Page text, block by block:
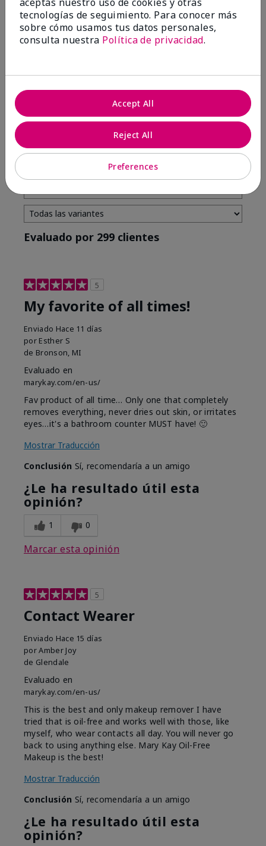
4 estrellas
7
3 estrellas
1 estrella
3
Tono De Piel
Filtrar
reseñas
por
piel
Evaluado por 299 clientes
5
My favorite of all times!
Enviado Hace 11 días
por Esther S
de Bronson, MI
Evaluado en
marykay.com/en-us/
Fav product of all time… Only one that completely
removes everything, never dries out skin, or irritates
eyes…it's a bathroom counter MUST have! 🙂
Mostrar Traducción
Conclusión Sí, recomendaría a un amigo
¿Le ha resultado útil esta
opinión?
1 0
Marcar esta opinión
5
Contact Wearer
Enviado Hace 15 días
porAmber Joy
de Glendale
Evaluado en
marykay.com/en-us/
This is the best and only makeup remover I have
tried that is oil-free and works well with those, like
myself, who wear contacts all day. You will never go
back to using anything else. Mary Kay Oil-Free
Makeup is the best!
Mostrar Traducción
Conclusión Sí, recomendaría a un amigo
¿Le ha resultado útil esta
opinión?
tecnologías de seguimiento. Para conocer más
sobre cómo usamos tus datos personales,
consulta nuestra Política de privacidad.
Preferences
Reject All
Accept All